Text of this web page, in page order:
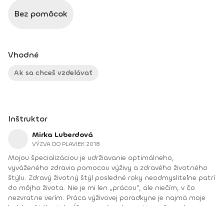
Bez pomôcok
Vhodné
Ak sa chceš vzdelávať
Inštruktor
Mirka Luberdová
VÝZVA DO PLAVIEK 2018
Mojou špecializáciou je udržiavanie optimálneho,
vyváženého zdravia pomocou výživy a zdravého životného
štýlu. Zdravý životný štýl posledné roky neodmysliteľne patrí
do môjho života. Nie je mi len „prácou“, ale niečím, v čo
nezvratne verím. Práca výživovej poradkyne je najmä moje